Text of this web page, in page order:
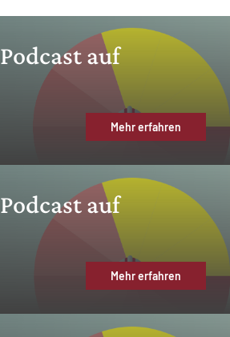
auf
Mehr erfahren
auf
Mehr erfahren